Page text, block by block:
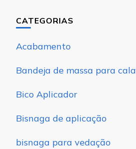
CATEGORIAS
Acabamento
Bandeja de massa para
Bico Aplicador
Bisnaga de aplicação
bisnaga para vedação